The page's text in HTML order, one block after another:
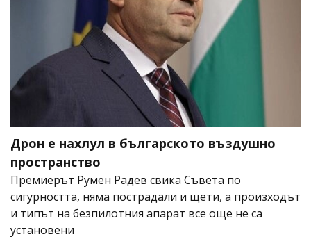
Дрон е нахлул в българското въздушно
пространство
Премиерът Румен Радев свика Съвета по
сигурността, няма пострадали и щети, а произходът
и типът на безпилотния апарат все още не са
установени